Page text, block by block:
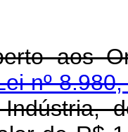
aos
nº